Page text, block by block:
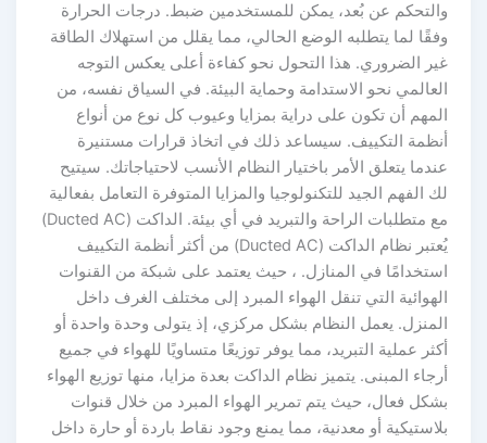
والتحكم عن بُعد، يمكن للمستخدمين ضبط. درجات الحرارة
وفقًا لما يتطلبه الوضع الحالي، مما يقلل من استهلاك الطاقة
غير الضروري. هذا التحول نحو كفاءة أعلى يعكس التوجه
العالمي نحو الاستدامة وحماية البيئة. في السياق نفسه، من
المهم أن تكون على دراية بمزايا وعيوب كل نوع من أنواع
أنظمة التكييف. سيساعد ذلك في اتخاذ قرارات مستنيرة
عندما يتعلق الأمر باختيار النظام الأنسب لاحتياجاتك. سيتيح
لك الفهم الجيد للتكنولوجيا والمزايا المتوفرة التعامل بفعالية
مع متطلبات الراحة والتبريد في أي بيئة. الداكت (Ducted AC)
يُعتبر نظام الداكت (Ducted AC) من أكثر أنظمة التكييف
استخدامًا في المنازل. ، حيث يعتمد على شبكة من القنوات
الهوائية التي تنقل الهواء المبرد إلى مختلف الغرف داخل
المنزل. يعمل النظام بشكل مركزي، إذ يتولى وحدة واحدة أو
أكثر عملية التبريد، مما يوفر توزيعًا متساويًا للهواء في جميع
أرجاء المبنى. يتميز نظام الداكت بعدة مزايا، منها توزيع الهواء
بشكل فعال، حيث يتم تمرير الهواء المبرد من خلال قنوات
بلاستيكية أو معدنية، مما يمنع وجود نقاط باردة أو حارة داخل